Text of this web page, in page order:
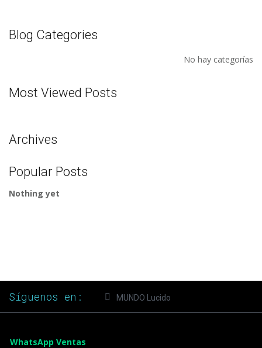
Blog Categories
No hay categorías
Most Viewed Posts
Archives
Popular Posts
Nothing yet
Síguenos en: MUNDO Lucido
WhatsApp Ventas